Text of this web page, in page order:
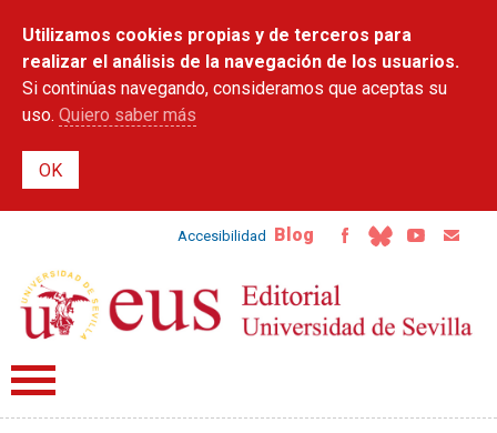
contenido
principal
Utilizamos cookies propias y de terceros para
realizar el análisis de la navegación de los usuarios.
Si continúas navegando, consideramos que aceptas su
uso. Quiero saber más
Accesibilidad Blog